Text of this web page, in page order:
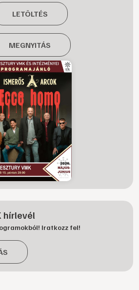
LETÖLTÉS
MEGNYITÁS
hírlevél
Iratkozz fel!